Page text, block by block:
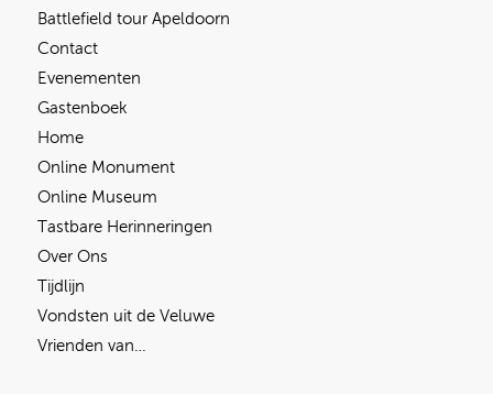
Battlefield tour Apeldoorn
Contact
Evenementen
Gastenboek
Home
Online Monument
Online Museum
Tastbare Herinneringen
Over Ons
Tijdlijn
Vondsten uit de Veluwe
Vrienden van…